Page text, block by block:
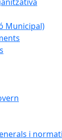
Municipal)
i